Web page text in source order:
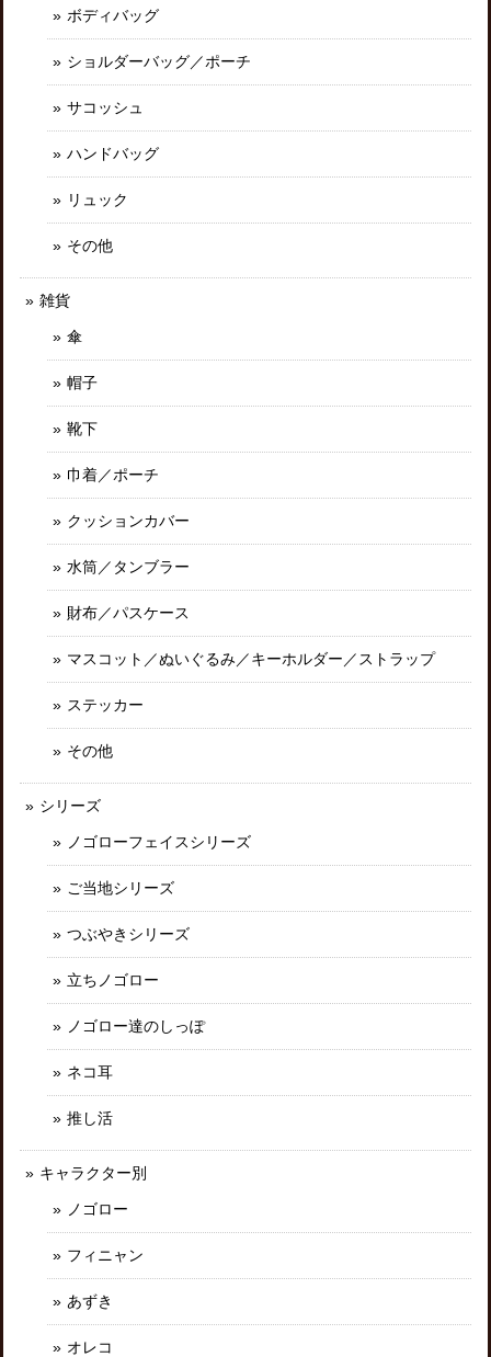
ボディバッグ
ショルダーバッグ／ポーチ
サコッシュ
ハンドバッグ
リュック
その他
雑貨
傘
帽子
靴下
巾着／ポーチ
クッションカバー
水筒／タンブラー
財布／パスケース
マスコット／ぬいぐるみ／キーホルダー／ストラップ
ステッカー
その他
シリーズ
ノゴローフェイスシリーズ
ご当地シリーズ
つぶやきシリーズ
立ちノゴロー
ノゴロー達のしっぽ
ネコ耳
推し活
キャラクター別
ノゴロー
フィニャン
あずき
オレコ